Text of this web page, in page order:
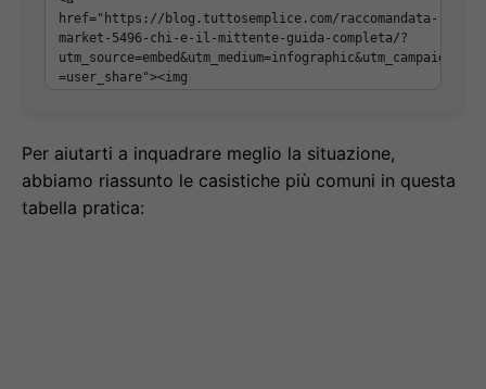
Per aiutarti a inquadrare meglio la situazione,
abbiamo riassunto le casistiche più comuni in questa
tabella pratica: